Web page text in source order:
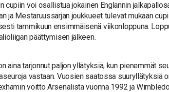
cupiin voi osallistua jokainen Englannin
ja Mestaruussarjan joukkueet tulevat mukaan
tammikuun ensimmäisenä viikonloppuna.
päättymisen jälkeen.
aina tarjonnut paljon yllätyksiä, kun pienemmät
vastaan. Vuosien saatossa suuryllätyksiä
voitto Arsenalista vuonna 1992 ja